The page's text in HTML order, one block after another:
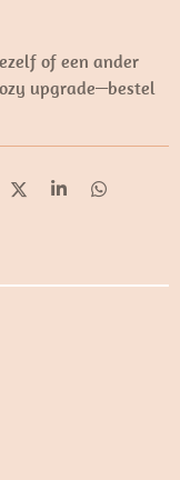
of een ander
upgrade—bestel
D
S
D